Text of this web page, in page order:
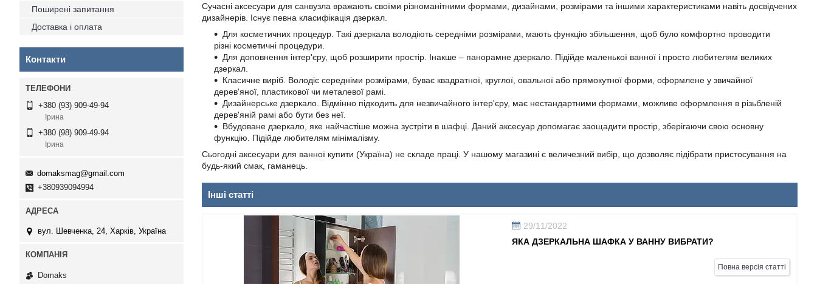
Сучасні аксесуари для санвузла вражають своїми різноманітними формами, дизайнами, розмірами та іншими характеристиками навіть досвідчених
дизайнерів. Існує певна класифікація дзеркал.
Для косметичних процедур. Такі дзеркала володіють середніми розмірами, мають функцію збільшення, щоб було комфортно проводити
різні косметичні процедури.
Для доповнення інтер'єру, щоб розширити простір. Інакше ‒ панорамне дзеркало. Підійде маленької ванної і просто любителям великих
дзеркал.
Класичне виріб. Володіє середніми розмірами, буває квадратної, круглої, овальної або прямокутної форми, оформлене у звичайної
дерев'яної, пластикової чи металевої рамі.
Дизайнерське дзеркало. Відмінно підходить для незвичайного інтер'єру, має нестандартними формами, можливе оформлення в різьбленій
дерев'яній рамі або бути без неї.
Вбудоване дзеркало, яке найчастіше можна зустріти в шафці. Даний аксесуар допомагає заощадити простір, зберігаючи свою основну
функцію. Підійде любителям мінімалізму.
Сьогодні аксесуари для ванної купити (Україна) не складе праці. У нашому магазині є величезний вибір, що дозволяє підібрати пристосування на
будь-який смак, гаманець.
Інші статті
29/11/2022
ЯКА ДЗЕРКАЛЬНА ШАФКА У ВАННУ ВИБРАТИ?
Повна версія статті
Поширені запитання
Доставка і оплата
Контакти
+380 (93) 909-49-94
Ірина
+380 (98) 909-49-94
Ірина
domaksmag@gmail.com
+380939094994
вул. Шевченка, 24, Харків, Україна
Domaks